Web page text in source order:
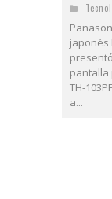
japonés
pantalla
TH-
a...